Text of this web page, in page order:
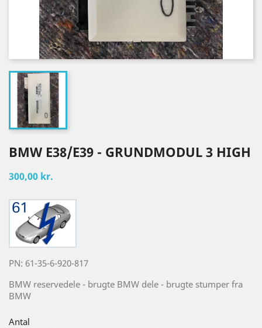
BMW E38/E39 - GRUNDMODUL 3 HIGH
300,00 kr.
PN: 61-35-6-920-817
BMW reservedele - brugte BMW dele - brugte stumper fra
BMW
Antal